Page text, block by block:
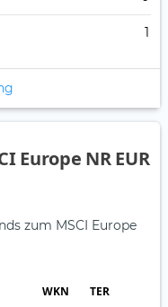
1
Europe NR EUR
zum MSCI Europe
WKN TER